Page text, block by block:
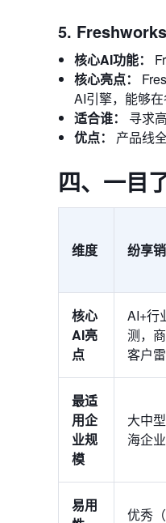
5.
核心AI功能：
核心亮点：
AI引擎，能够
适合谁：
寻求
优点：
产品线
四、一目
维度 纷享
核心
AI亮
点
AI+行
测，
客户
最适
用企
业规
模
大中
海企业
易用
优秀